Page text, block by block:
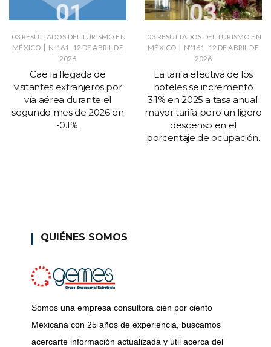
03 RESULTADOS DEL TURISMO EN
MÉXICO
Nº161_12 DE ABRIL DE
2026
Cae la llegada de
visitantes extranjeros por
vía aérea durante el
segundo mes de 2026 en
-0.1%.
03 RESULTADOS DEL TURISMO EN
MÉXICO
Nº161_12 DE ABRIL DE
2026
La tarifa efectiva de los
hoteles se incrementó
3.1% en 2025 a tasa anual:
mayor tarifa pero un ligero
descenso en el
porcentaje de ocupación.
QUIÉNES SOMOS
Somos una empresa consultora cien por ciento
Mexicana con 25 años de experiencia, buscamos
acercarte información actualizada y útil acerca del